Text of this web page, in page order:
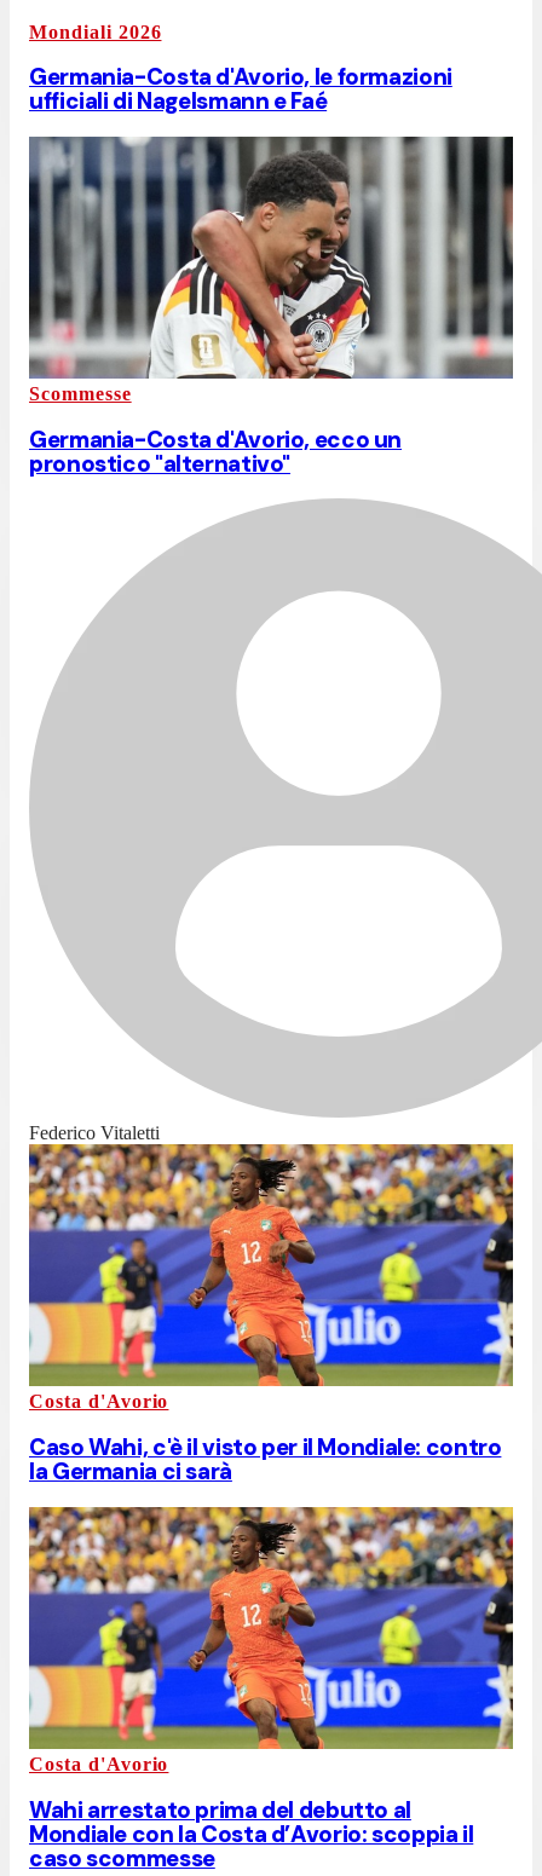
Mondiali 2026
Germania-Costa d'Avorio, le formazioni
ufficiali di Nagelsmann e Faé
Scommesse
Germania-Costa d'Avorio, ecco un
pronostico "alternativo"
Federico Vitaletti
Costa d'Avorio
Caso Wahi, c'è il visto per il Mondiale: contro
la Germania ci sarà
Costa d'Avorio
Wahi arrestato prima del debutto al
Mondiale con la Costa d’Avorio: scoppia il
caso scommesse